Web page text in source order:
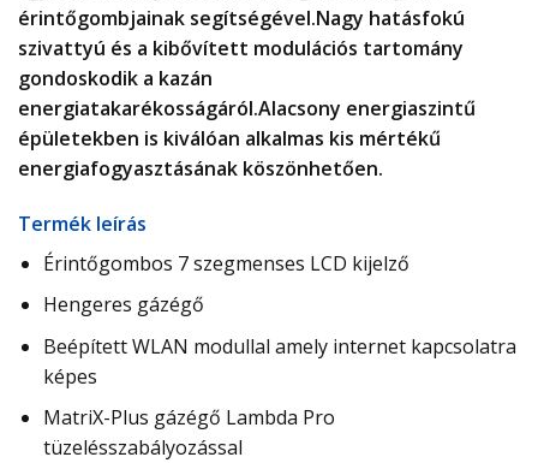
érintőgombjainak segítségével.Nagy hatásfokú
szivattyú és a kibővített modulációs tartomány
gondoskodik a kazán
energiatakarékosságáról.Alacsony energiaszintű
épületekben is kiválóan alkalmas kis mértékű
energiafogyasztásának köszönhetően.
Termék leírás
Érintőgombos 7 szegmenses LCD kijelző
Hengeres gázégő
Beépített WLAN modullal amely internet kapcsolatra
képes
MatriX-Plus gázégő Lambda Pro
tüzelésszabályozással